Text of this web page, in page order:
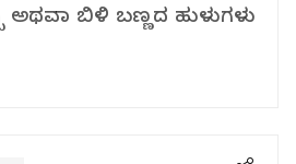
ಅಥವಾ ಬಿಳಿ ಬಣ್ಣದ ಹುಳುಗಳು